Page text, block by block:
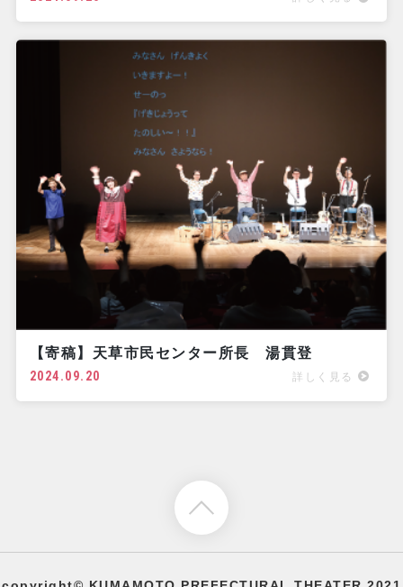
【寄稿】天草市民センター所長 湯貫登
2024.09.20 詳しく見る